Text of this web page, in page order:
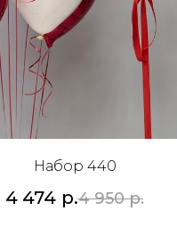
Набор 440
4 474 р.4 950 р.